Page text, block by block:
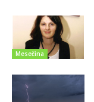
Mesečina